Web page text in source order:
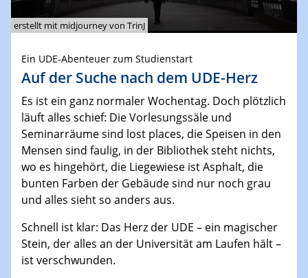
erstellt mit midjourney von TrinJ
Ein UDE-Abenteuer zum Studienstart
Auf der Suche nach dem UDE-Herz
Es ist ein ganz normaler Wochentag. Doch plötzlich
läuft alles schief: Die Vorlesungssäle und
Seminarräume sind lost places, die Speisen in den
Mensen sind faulig, in der Bibliothek steht nichts,
wo es hingehört, die Liegewiese ist Asphalt, die
bunten Farben der Gebäude sind nur noch grau
und alles sieht so anders aus.
Schnell ist klar: Das Herz der UDE – ein magischer
Stein, der alles an der Universität am Laufen hält –
ist verschwunden.